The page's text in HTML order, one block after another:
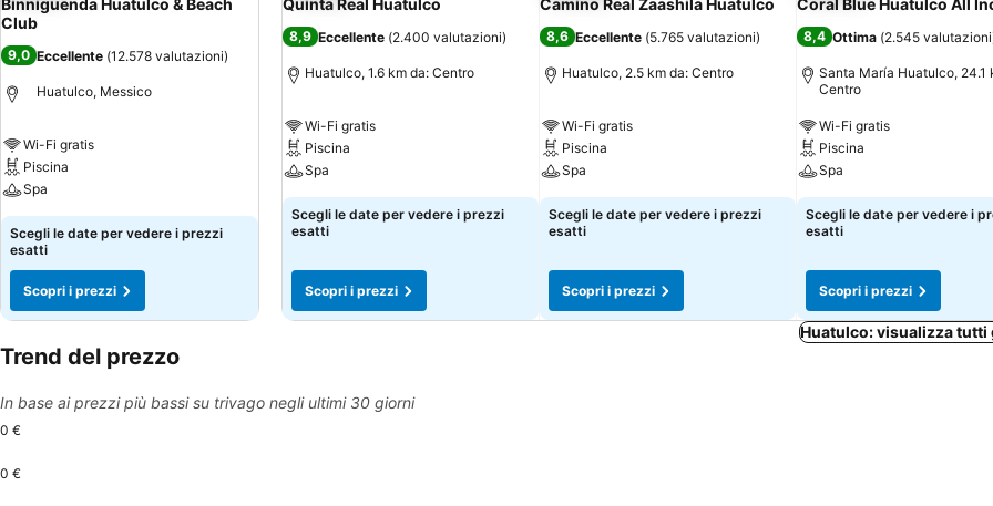
Binniguenda Huatulco & Beach
Club
9,0 Eccellente (12.578 valutazioni)
Huatulco, Messico
Wi-Fi gratis
Piscina
Spa
Scegli le date per vedere i prezzi
esatti
Scopri i prezzi
Quinta Real Huatulco
8,9 Eccellente (2.400 valutazioni)
Huatulco, 1.6 km da: Centro
Wi-Fi gratis
Piscina
Spa
Scegli le date per vedere i prezzi
esatti
Scopri i prezzi
Camino Real Zaashila Huatulco
8,6 Eccellente (5.765 valutazioni)
Huatulco, 2.5 km da: Centro
Wi-Fi gratis
Piscina
Spa
Scegli le date per vedere i prezzi
esatti
Scopri i prezzi
Coral Blue Huatulco All
8,4 Ottima (2.545 valutazioni
Santa María Huatulco, 24.1
Centro
Wi-Fi gratis
Piscina
Spa
Scegli le date per vedere i
esatti
Scopri i prezzi
Huatulco: visualizza tutti
Trend del prezzo
In base ai prezzi più bassi su trivago negli ultimi 30 giorni
0 €
0 €